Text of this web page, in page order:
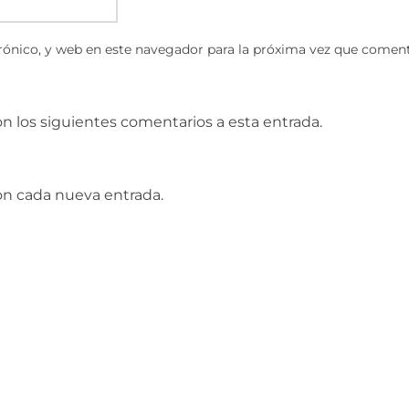
y web en este navegador para la próxima vez que
los siguientes comentarios a esta entrada.
cada nueva entrada.